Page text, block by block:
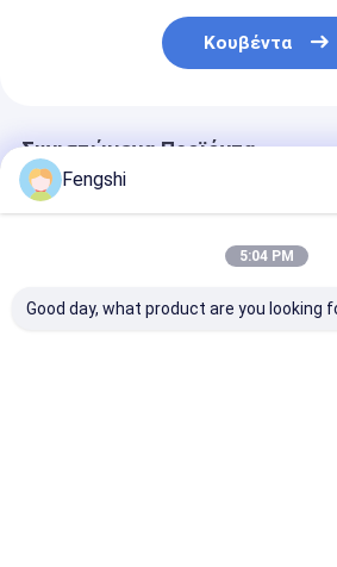
Κουβέντα
Συνιστώμενα Προϊόντα
Fengshi
5:04 PM
Good day, what product are you looking